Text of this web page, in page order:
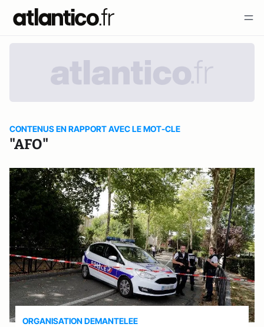
CONTENUS EN RAPPORT AVEC LE MOT-CLE
"AFO"
ORGANISATION DEMANTELEE